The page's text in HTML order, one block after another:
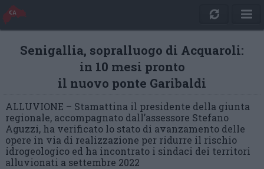
Senigallia, sopralluogo di Acquaroli:
in 10 mesi pronto
il nuovo ponte Garibaldi
ALLUVIONE – Stamattina il presidente della giunta
regionale, accompagnato dall’assessore Stefano
Aguzzi, ha verificato lo stato di avanzamento delle
opere in via di realizzazione per ridurre il rischio
idrogeologico ed ha incontrato i sindaci dei territori
alluvionati a settembre 2022